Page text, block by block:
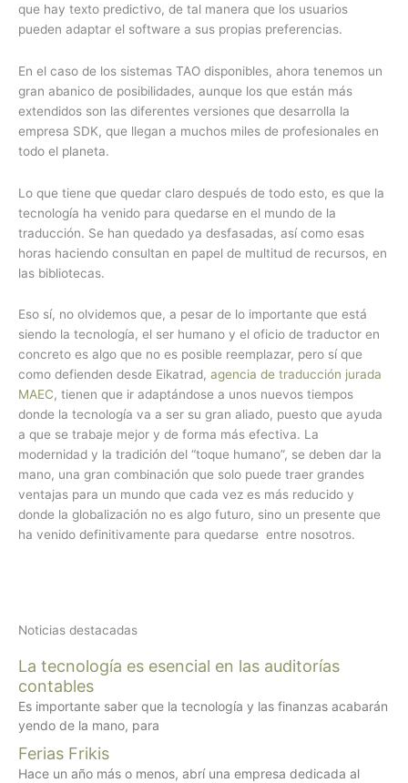
que hay texto predictivo, de tal manera que los usuarios
pueden adaptar el software a sus propias preferencias.
En el caso de los sistemas TAO disponibles, ahora tenemos un
gran abanico de posibilidades, aunque los que están más
extendidos son las diferentes versiones que desarrolla la
empresa SDK, que llegan a muchos miles de profesionales en
todo el planeta.
Lo que tiene que quedar claro después de todo esto, es que la
tecnología ha venido para quedarse en el mundo de la
traducción. Se han quedado ya desfasadas, así como esas
horas haciendo consultan en papel de multitud de recursos, en
las bibliotecas.
Eso sí, no olvidemos que, a pesar de lo importante que está
siendo la tecnología, el ser humano y el oficio de traductor en
concreto es algo que no es posible reemplazar, pero sí que
como defienden desde Eikatrad, agencia de traducción jurada
MAEC, tienen que ir adaptándose a unos nuevos tiempos
donde la tecnología va a ser su gran aliado, puesto que ayuda
a que se trabaje mejor y de forma más efectiva. La
modernidad y la tradición del “toque humano”, se deben dar la
mano, una gran combinación que solo puede traer grandes
ventajas para un mundo que cada vez es más reducido y
donde la globalización no es algo futuro, sino un presente que
ha venido definitivamente para quedarse entre nosotros.
Noticias destacadas
La tecnología es esencial en las auditorías
contables
Es importante saber que la tecnología y las finanzas acabarán
yendo de la mano, para
Ferias Frikis
Hace un año más o menos, abrí una empresa dedicada al